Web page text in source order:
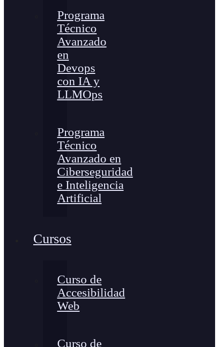
Programa
Técnico
Avanzado
en
Devops
con IA y
LLMOps
Programa
Técnico
Avanzado en
Ciberseguridad
e Inteligencia
Artificial
Cursos
Curso de
Accesibilidad
Web
Curso de